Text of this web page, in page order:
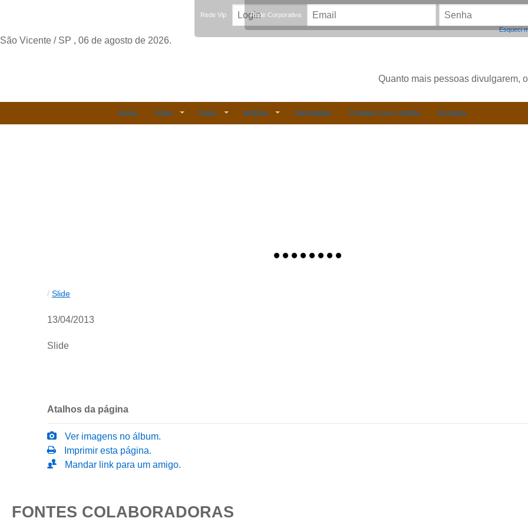
Rede Vip
Esqueci
Rede Corporativa
São Vicente / SP , 06 de agosto de 2026.
Quanto mais pessoas divulgarem,
Home Fotos Fatos História Variedades Cuidado com o ladrão Ecologia
/ Slide
13/04/2013
Slide
Atalhos da página
Ver imagens no álbum.
Imprimir esta página.
Mandar link para um amigo.
FONTES COLABORADORAS